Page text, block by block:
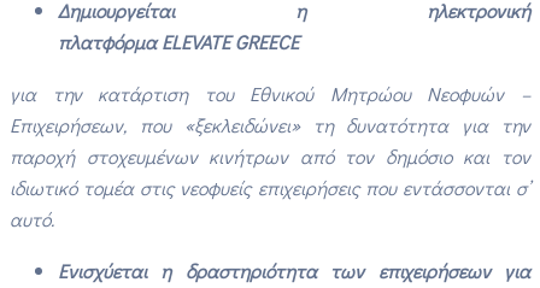
Δημιουργείται η ηλεκτρονική
πλατφόρμαELEVATE GREECE
για την κατάρτιση του Εθνικού Μητρώου Νεοφυών –
Επιχειρήσεων, που «ξεκλειδώνει» τη δυνατότητα για την
παροχή στοχευμένων κινήτρων από τον δημόσιο και τον
ιδιωτικό τομέα στις νεοφυείς επιχειρήσεις που εντάσσονται σ’
αυτό.
Ενισχύεται η δραστηριότητα των επιχειρήσεων για